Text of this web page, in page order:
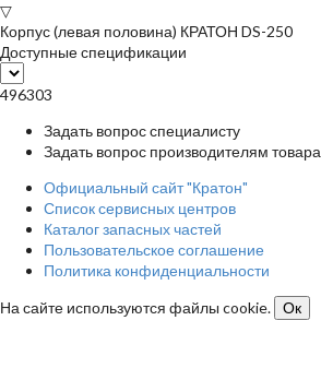
▽
Корпус (левая половина) КРАТОН DS-250
Доступные спецификации
496303
Задать вопрос специалисту
Задать вопрос производителям товара
Официальный сайт "Кратон"
Список сервисных центров
Каталог запасных частей
Пользовательское соглашение
Политика конфиденциальности
На сайте используются файлы cookie.
Ок